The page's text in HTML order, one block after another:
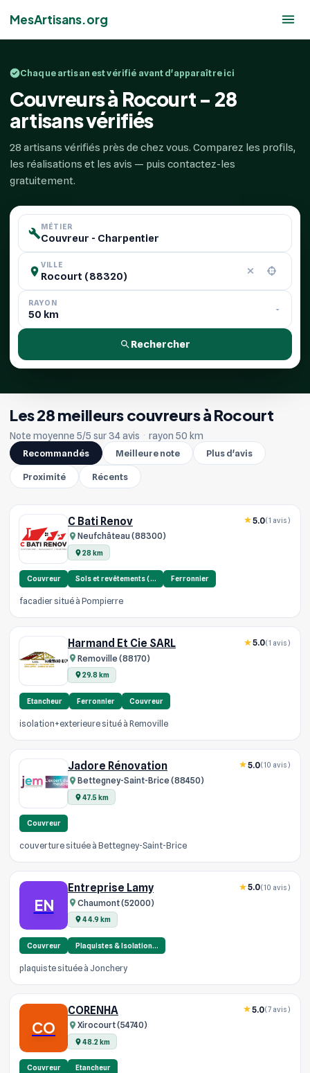
MesArtisans.org
Chaque artisan est vérifié avant d'apparaître ici
Couvreurs à Rocourt - 28
artisans vérifiés
28 artisans vérifiés près de chez vous. Comparez les profils,
les réalisations et les avis — puis contactez-les
gratuitement.
MÉTIER
VILLE
RAYON
Rechercher
Les 28 meilleurs couvreurs à Rocourt
Note moyenne 5/5 sur 34 avis · rayon 50 km
Recommandés
Meilleure note Plus d'avis
Proximité Récents
C Bati Renov
Neufchâteau (88300)
28 km
5.0(1 avis)
Couvreur Sols et revêtements (… Ferronnier
facadier situé à Pompierre
Harmand Et Cie SARL
Removille (88170)
29.8 km
5.0(1 avis)
Etancheur Ferronnier Couvreur
isolation+exterieure situé à Removille
Jadore Rénovation
Bettegney-Saint-Brice (88450)
47.5 km
5.0(10 avis)
Couvreur
couverture située à Bettegney-Saint-Brice
EN
Entreprise Lamy
Chaumont (52000)
44.9 km
5.0(10 avis)
Couvreur Plaquistes & Isolation…
plaquiste située à Jonchery
CO
CORENHA
Xirocourt (54740)
48.2 km
5.0(7 avis)
Couvreur Etancheur